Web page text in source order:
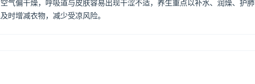
偏干燥，呼吸道与皮肤容易出现干涩不适，养生重点以补水、润燥、护肺
时增减衣物，减少受凉风险。